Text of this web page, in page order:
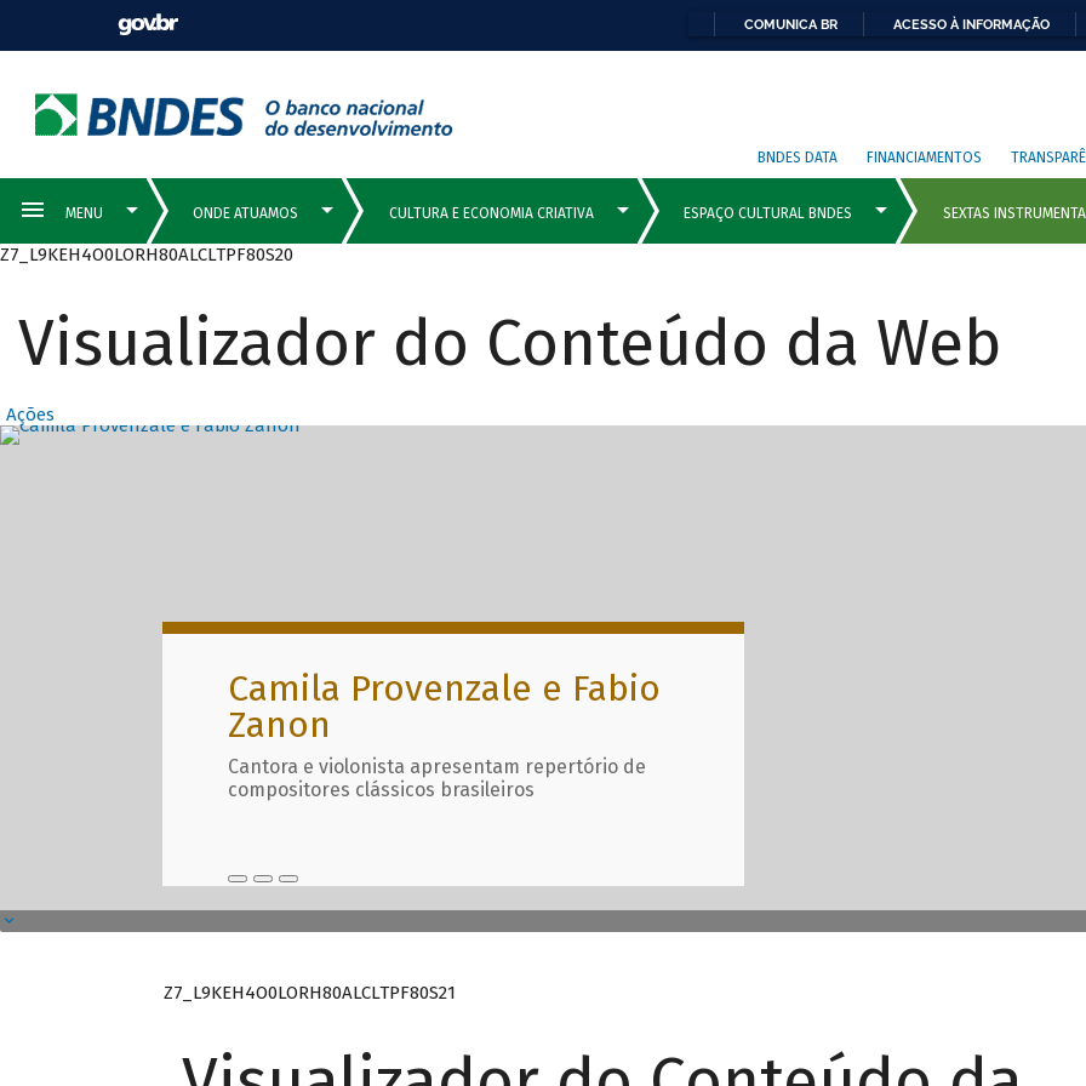
COMUNICA BR ACESSO À INFORMAÇÃO
BNDES DATA FINANCIAMENTOS
Z7_L9KEH4O0LORH80ALCLTPF80S20
Visualizador do Conteúdo da Web
Ações
Destaques Principais com
Camila Provenzale e Fabio
Zanon
Cantora e violonista apresentam repertório de
compositores clássicos brasileiros
Z7_L9KEH4O0LORH80ALCLTPF80S21